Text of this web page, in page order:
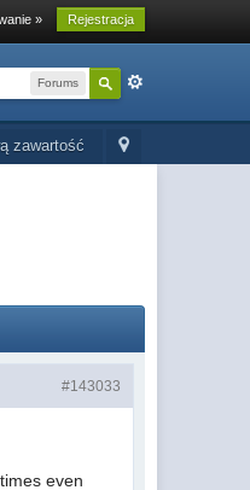
» Rejestracja
Forums
zawartość
#143033
even